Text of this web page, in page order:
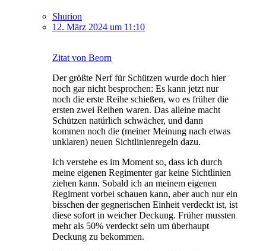
Shurion
12. März 2024 um 11:10
Zitat von Beorn
Der größte Nerf für Schützen wurde doch hier
noch gar nicht besprochen: Es kann jetzt nur
noch die erste Reihe schießen, wo es früher die
ersten zwei Reihen waren. Das alleine macht
Schützen natürlich schwächer, und dann
kommen noch die (meiner Meinung nach etwas
unklaren) neuen Sichtlinienregeln dazu.
Ich verstehe es im Moment so, dass ich durch
meine eigenen Regimenter gar keine Sichtlinien
ziehen kann. Sobald ich an meinem eigenen
Regiment vorbei schauen kann, aber auch nur ein
bisschen der gegnerischen Einheit verdeckt ist, ist
diese sofort in weicher Deckung. Früher mussten
mehr als 50% verdeckt sein um überhaupt
Deckung zu bekommen.